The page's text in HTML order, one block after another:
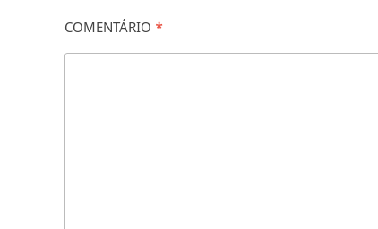
COMENTÁRIO *